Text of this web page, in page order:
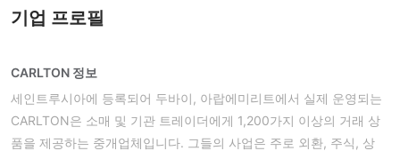
기업 프로필
CARLTON 정보
세인트루시아에 등록되어 두바이, 아랍에미리트에서 실제 운영되는
CARLTON은 소매 및 기관 트레이더에게 1,200가지 이상의 거래 상
품을 제공하는 중개업체입니다. 그들의 사업은 주로 외환, 주식, 상